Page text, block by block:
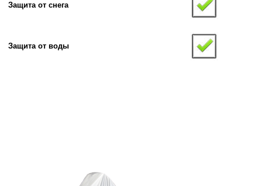
Защита от снега
Защита от воды